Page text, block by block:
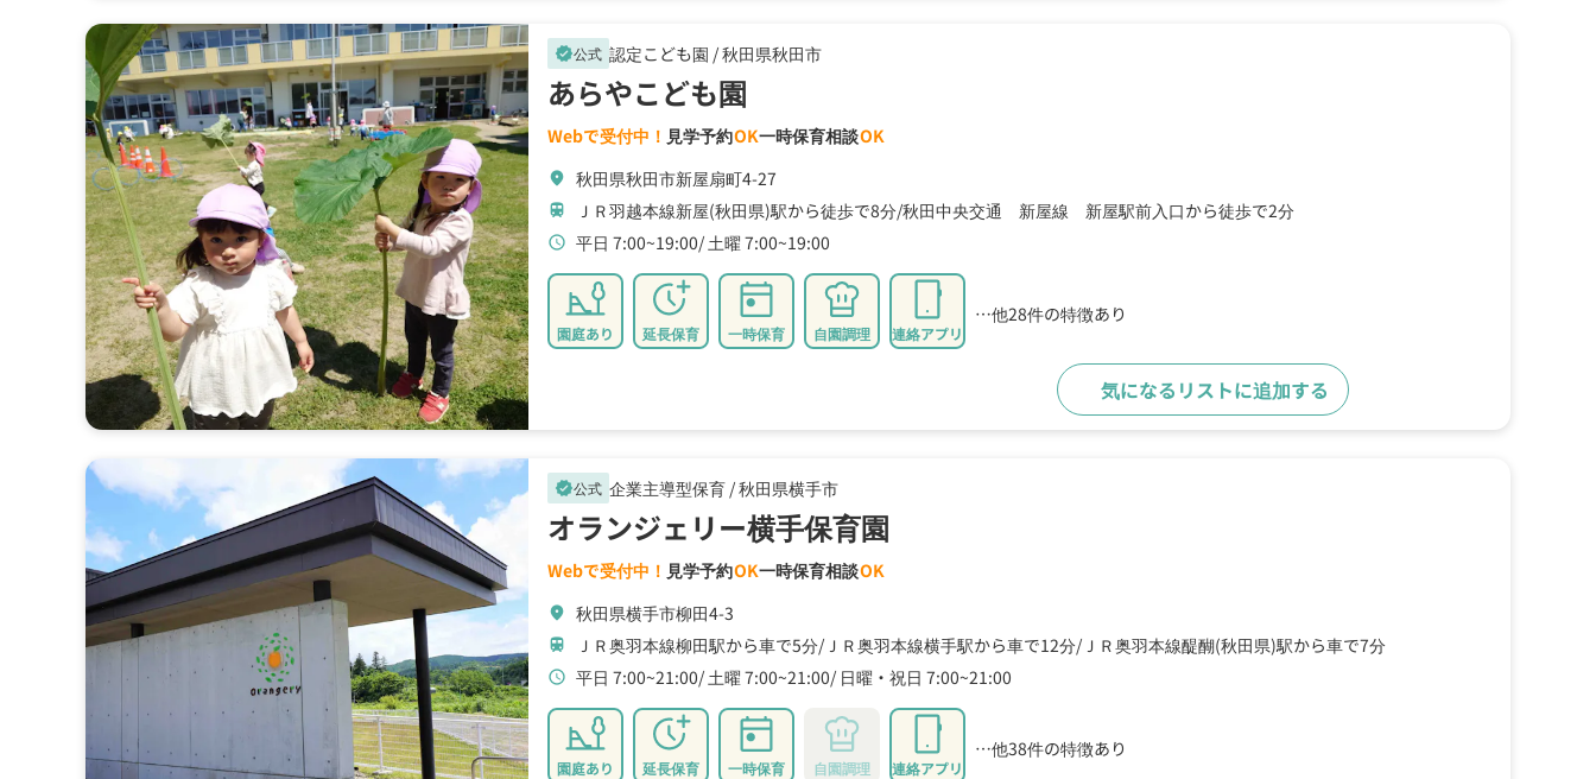
verified公式 認定こども園 /秋田県秋田市
あらやこども園
Webで受付中！ 見学予約OK一時保育相談OK
location_on 秋田県秋田市新屋扇町4-27
train ＪＲ羽越本線新屋(秋田県)駅から徒歩で8分 秋田中央交通 新屋線 新屋駅前入口から徒歩で2分
schedule 平日 7:00~19:00 土曜 7:00~19:00
園庭あり 延長保育 一時保育 自園調理 連絡アプリ
…他28件の特徴あり
気になるリストに追加する
verified公式 企業主導型保育 /秋田県横手市
オランジェリー横手保育園
Webで受付中！ 見学予約OK一時保育相談OK
location_on 秋田県横手市柳田4-3
train ＪＲ奥羽本線柳田駅から車で5分 ＪＲ奥羽本線横手駅から車で12分 ＪＲ奥羽本線醍醐(秋田県)駅から車で7分
schedule 平日 7:00~21:00 土曜 7:00~21:00 日曜・祝日 7:00~21:00
園庭あり 延長保育 一時保育 自園調理 連絡アプリ
…他38件の特徴あり